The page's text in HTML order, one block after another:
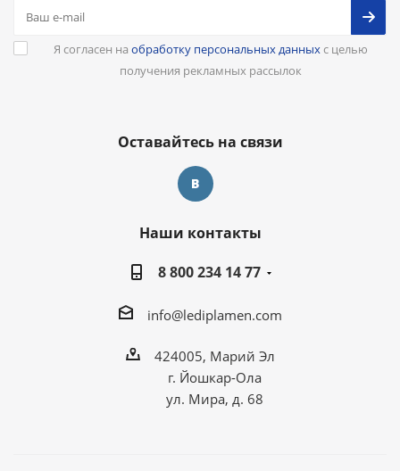
Я согласен на обработку персональных данныхс целью
получения рекламных рассылок
Оставайтесь на связи
Наши контакты
8 800 234 14 77
info@lediplamen.com
424005, Марий Эл
г. Йошкар-Ола
ул. Мира, д. 68